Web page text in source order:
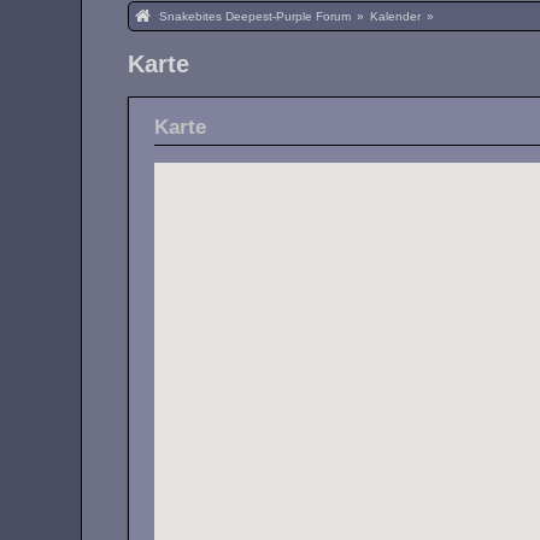
Snakebites Deepest-Purple Forum » Kalender »
Karte
Karte